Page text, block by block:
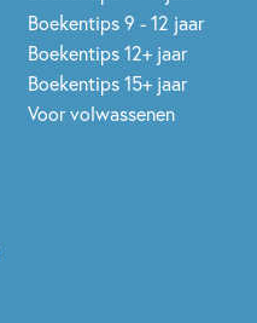
Boekentips 9 - 12 jaar
Boekentips 12+ jaar
Boekentips 15+ jaar
Voor volwassenen